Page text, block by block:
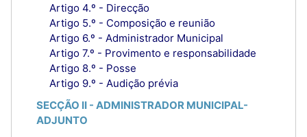
Artigo 4.º - Direcção
Artigo 5.º - Composição e reunião
Artigo 6.º - Administrador Municipal
Artigo 7.º - Provimento e responsabilidade
Artigo 8.º - Posse
Artigo 9.º - Audição prévia
SECÇÃO II - ADMINISTRADOR MUNICIPAL-
ADJUNTO